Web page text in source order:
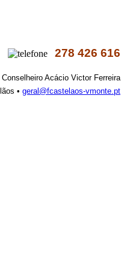
278 426 616
Conselheiro Acácio Victor Ferreira
• geral@fcastelaos-vmonte.pt